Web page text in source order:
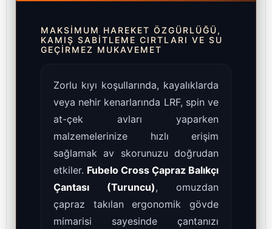
MAKSIMUM HAREKET ÖZGÜRLÜĞÜ,
KAMIŞ SABITLEME CIRTLARI VE SU
GEÇIRMEZ MUKAVEMET
Zorlu kıyı koşullarında, kayalıklarda
veya nehir kenarlarında LRF, spin ve
at-çek avları yaparken
malzemelerinize hızlı erişim
sağlamak av skorunuzu doğrudan
etkiler. Fubelo Cross Çapraz Balıkçı
Çantası (Turuncu), omuzdan
çapraz takılan ergonomik gövde
mimarisi sayesinde çantanızı